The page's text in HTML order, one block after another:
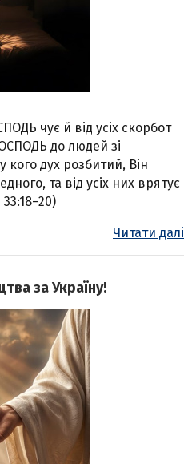
чує й від усіх скорбот
до людей зі
кого дух розбитий, Він
та від усіх них врятує
Читати далі
за Україну!